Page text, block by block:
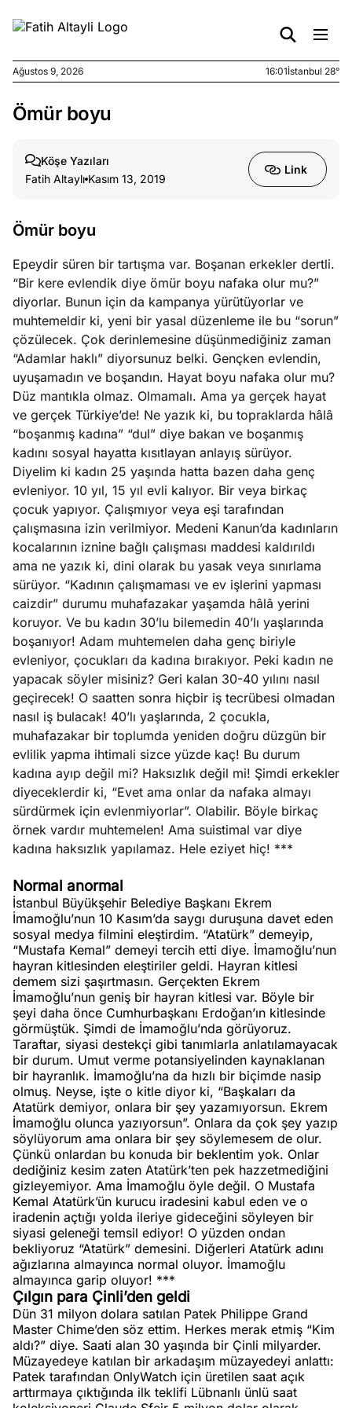
Ağustos
değil
Ağustos
7, 2026
kirli
kimler
Ağustos
6, 2026
yasalar
Köşe
Yazıları
Spor
Yazıları
Yazıları
Ağustos 9, 2026 16:01İstanbul 28°
Ömür boyu
Köşe Yazıları
Fatih Altaylı Kasım 13, 2019
Link
Ömür boyu
Epeydir süren bir tartışma var. Boşanan erkekler dertli.
“Bir kere evlendik diye ömür boyu nafaka olur mu?”
diyorlar. Bunun için da kampanya yürütüyorlar ve
muhtemeldir ki, yeni bir yasal düzenleme ile bu “sorun”
çözülecek. Çok derinlemesine düşünmediğiniz zaman
“Adamlar haklı” diyorsunuz belki. Gençken evlendin,
uyuşamadın ve boşandın. Hayat boyu nafaka olur mu?
Düz mantıkla olmaz. Olmamalı. Ama ya gerçek hayat
ve gerçek Türkiye’de! Ne yazık ki, bu topraklarda hâlâ
“boşanmış kadına” “dul” diye bakan ve boşanmış
kadını sosyal hayatta kısıtlayan anlayış sürüyor.
Diyelim ki kadın 25 yaşında hatta bazen daha genç
evleniyor. 10 yıl, 15 yıl evli kalıyor. Bir veya birkaç
çocuk yapıyor. Çalışmıyor veya eşi tarafından
çalışmasına izin verilmiyor. Medeni Kanun’da kadınların
kocalarının iznine bağlı çalışması maddesi kaldırıldı
ama ne yazık ki, dini olarak bu yasak veya sınırlama
sürüyor. “Kadının çalışmaması ve ev işlerini yapması
caizdir” durumu muhafazakar yaşamda hâlâ yerini
koruyor. Ve bu kadın 30’lu bilemedin 40’lı yaşlarında
boşanıyor! Adam muhtemelen daha genç biriyle
evleniyor, çocukları da kadına bırakıyor. Peki kadın ne
yapacak söyler misiniz? Geri kalan 30-40 yılını nasıl
geçirecek! O saatten sonra hiçbir iş tecrübesi olmadan
nasıl iş bulacak! 40’lı yaşlarında, 2 çocukla,
muhafazakar bir toplumda yeniden doğru düzgün bir
evlilik yapma ihtimali sizce yüzde kaç! Bu durum
kadına ayıp değil mi? Haksızlık değil mi! Şimdi erkekler
diyeceklerdir ki, “Evet ama onlar da nafaka almayı
sürdürmek için evlenmiyorlar”. Olabilir. Böyle birkaç
örnek vardır muhtemelen! Ama suistimal var diye
kadına haksızlık yapılamaz. Hele eziyet hiç! ***
Normal anormal
İstanbul Büyükşehir Belediye Başkanı Ekrem
İmamoğlu’nun 10 Kasım’da saygı duruşuna davet eden
sosyal medya filmini eleştirdim. “Atatürk” demeyip,
“Mustafa Kemal” demeyi tercih etti diye. İmamoğlu’nun
hayran kitlesinden eleştiriler geldi. Hayran kitlesi
demem sizi şaşırtmasın. Gerçekten Ekrem
İmamoğlu’nun geniş bir hayran kitlesi var. Böyle bir
şeyi daha önce Cumhurbaşkanı Erdoğan’ın kitlesinde
görmüştük. Şimdi de İmamoğlu’nda görüyoruz.
Taraftar, siyasi destekçi gibi tanımlarla anlatılamayacak
bir durum. Umut verme potansiyelinden kaynaklanan
bir hayranlık. İmamoğlu’na da hızlı bir biçimde nasip
olmuş. Neyse, işte o kitle diyor ki, “Başkaları da
Atatürk demiyor, onlara bir şey yazamıyorsun. Ekrem
İmamoğlu olunca yazıyorsun”. Onlara da çok şey yazıp
söylüyorum ama onlara bir şey söylemesem de olur.
Çünkü onlardan bu konuda bir beklentim yok. Onlar
dediğiniz kesim zaten Atatürk’ten pek hazzetmediğini
gizleyemiyor. Ama İmamoğlu öyle değil. O Mustafa
Kemal Atatürk’ün kurucu iradesini kabul eden ve o
iradenin açtığı yolda ileriye gideceğini söyleyen bir
siyasi geleneği temsil ediyor! O yüzden ondan
bekliyoruz “Atatürk” demesini. Diğerleri Atatürk adını
ağızlarına almayınca normal oluyor. İmamoğlu
almayınca garip oluyor! ***
Çılgın para Çinli’den geldi
Dün 31 milyon dolara satılan Patek Philippe Grand
Master Chime’den söz ettim. Herkes merak etmiş “Kim
aldı?” diye. Saati alan 30 yaşında bir Çinli milyarder.
Müzayedeye katılan bir arkadaşım müzayedeyi anlattı:
Patek tarafından OnlyWatch için üretilen saat açık
arttırmaya çıktığında ilk teklifi Lübnanlı ünlü saat